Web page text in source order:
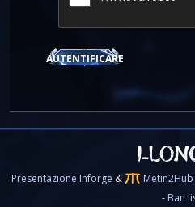
AUTENTIFICARE
Presentazione Inforge & Metin2Hub
- Ban